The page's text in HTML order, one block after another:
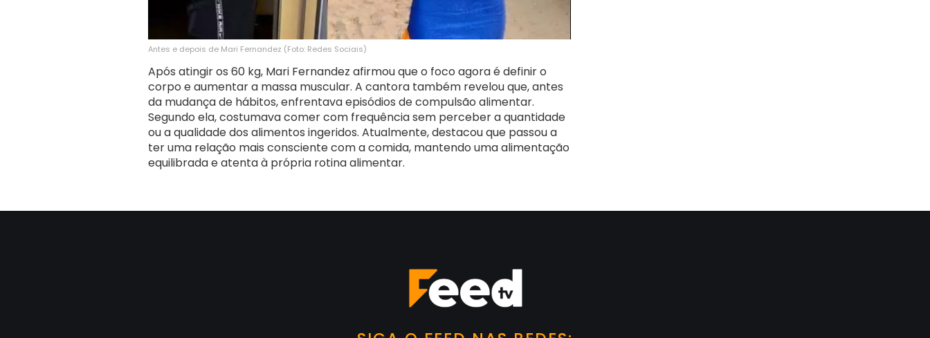
Antes e depois de Mari Fernandez (Foto: Redes Sociais)
Após atingir os 60 kg, Mari Fernandez afirmou que o foco agora é definir o
corpo e aumentar a massa muscular. A cantora também revelou que, antes
da mudança de hábitos, enfrentava episódios de compulsão alimentar.
Segundo ela, costumava comer com frequência sem perceber a quantidade
ou a qualidade dos alimentos ingeridos. Atualmente, destacou que passou a
ter uma relação mais consciente com a comida, mantendo uma alimentação
equilibrada e atenta à própria rotina alimentar.